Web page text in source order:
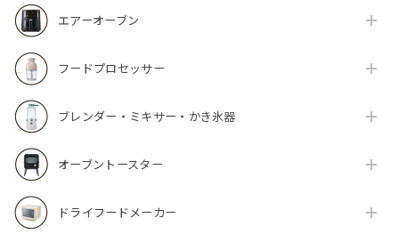
エアーオーブン
フードプロセッサー
ブレンダー・ミキサー・かき氷器
オーブントースター
ドライフードメーカー